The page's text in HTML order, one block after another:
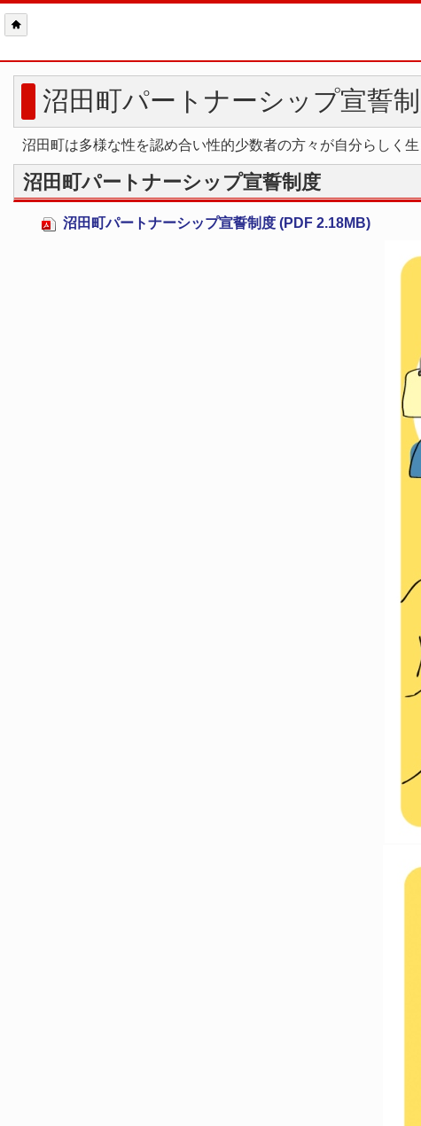
沼田町パートナーシップ宣誓
沼田町は多様な性を認め合い性的少数者の方々が自分らしく
沼田町パートナーシップ宣誓制度
沼田町パートナーシップ宣誓制度 (PDF 2.18MB)